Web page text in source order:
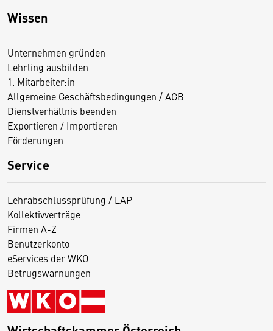
Wissen
Unternehmen gründen
Lehrling ausbilden
1. Mitarbeiter:in
Allgemeine Geschäftsbedingungen / AGB
Dienstverhältnis beenden
Exportieren / Importieren
Förderungen
Service
Lehrabschlussprüfung / LAP
Kollektivverträge
Firmen A-Z
Benutzerkonto
eServices der WKO
Betrugswarnungen